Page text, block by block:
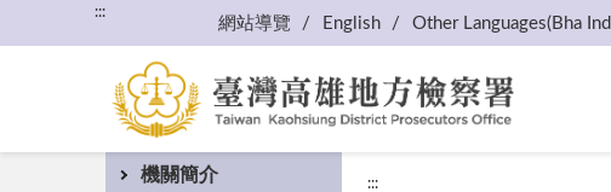
:::
網站導覽 English Other Languages(Bha
機關簡介 :::